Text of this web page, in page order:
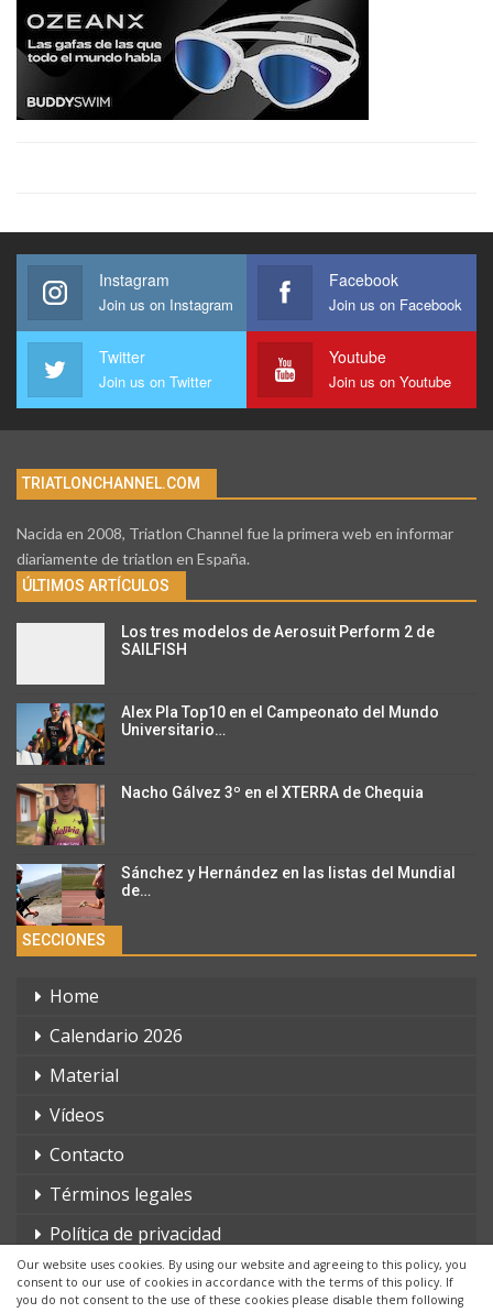
Our website uses cookies. By using our website and agreeing to this policy, you
consent to our use of cookies in accordance with the terms of this policy. If
you do not consent to the use of these cookies please disable them following
Instagram
Join us on Instagram
Facebook
Join us on Facebook
Twitter
Join us on Twitter
Youtube
Join us on Youtube
TRIATLONCHANNEL.COM
Nacida en 2008, Triatlon Channel fue la primera web en informar
diariamente de triatlon en España.
ÚLTIMOS ARTÍCULOS
Los tres modelos de Aerosuit Perform 2 de
SAILFISH
Alex Pla Top10 en el Campeonato del Mundo
Universitario…
Nacho Gálvez 3º en el XTERRA de Chequia
Sánchez y Hernández en las listas del Mundial
de…
SECCIONES
Home
Calendario 2026
Material
Vídeos
Contacto
Términos legales
Política de privacidad